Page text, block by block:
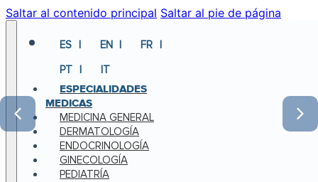
Saltar al contenido principal Saltar al pie de página
ES EN
FR
PT
IT
ESPECIALIDADES
MEDICAS
MEDICINA GENERAL
DERMATOLOGÍA
ENDOCRINOLOGÍA
GINECOLOGÍA
PEDIATRÍA